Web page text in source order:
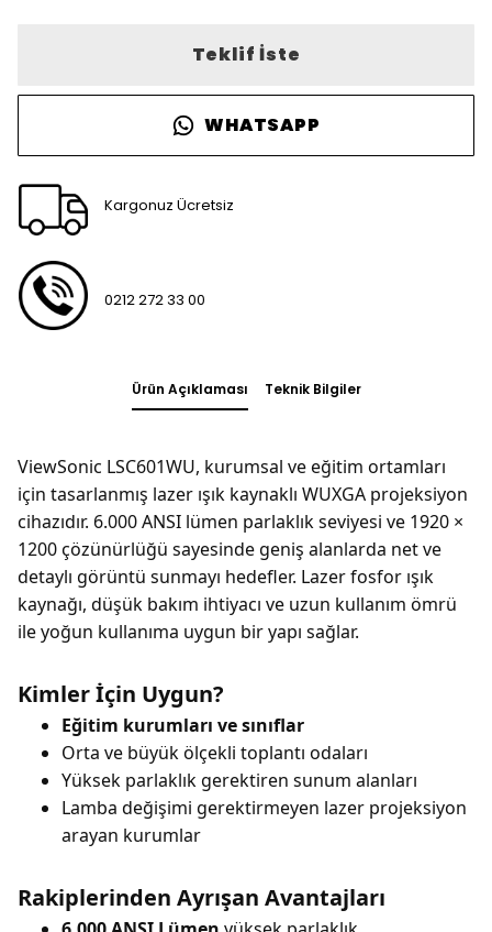
Teklif İste
WHATSAPP
Kargonuz Ücretsiz
0212 272 33 00
Ürün Açıklaması Teknik Bilgiler
ViewSonic LSC601WU, kurumsal ve eğitim ortamları
için tasarlanmış lazer ışık kaynaklı WUXGA projeksiyon
cihazıdır. 6.000 ANSI lümen parlaklık seviyesi ve 1920 ×
1200 çözünürlüğü sayesinde geniş alanlarda net ve
detaylı görüntü sunmayı hedefler. Lazer fosfor ışık
kaynağı, düşük bakım ihtiyacı ve uzun kullanım ömrü
ile yoğun kullanıma uygun bir yapı sağlar.
Kimler İçin Uygun?
Eğitim kurumları ve sınıflar
Orta ve büyük ölçekli toplantı odaları
Yüksek parlaklık gerektiren sunum alanları
Lamba değişimi gerektirmeyen lazer projeksiyon
arayan kurumlar
Rakiplerinden Ayrışan Avantajları